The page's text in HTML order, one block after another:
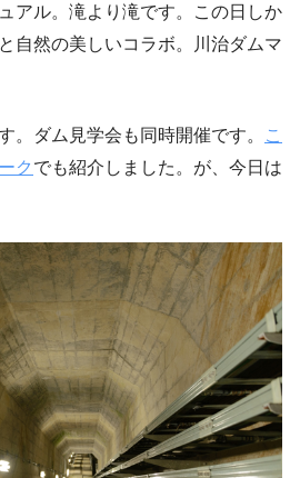
アル。滝より滝です。この日しか
自然の美しいコラボ。川治ダムマ
。ダム見学会も同時開催です。
こ
ク でも紹介しました。が、今日は